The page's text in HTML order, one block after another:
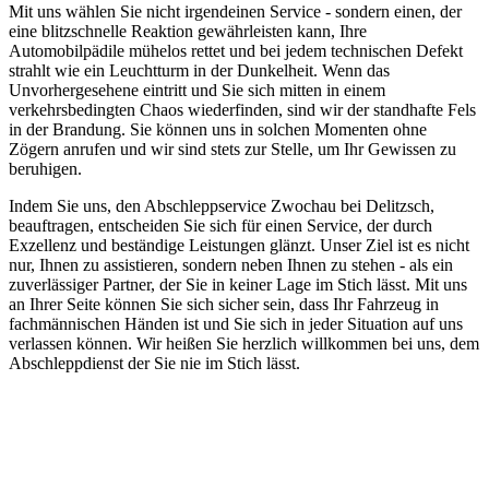
Mit uns wählen Sie nicht irgendeinen Service - sondern einen, der
eine blitzschnelle Reaktion gewährleisten kann, Ihre
Automobilpädile mühelos rettet und bei jedem technischen Defekt
strahlt wie ein Leuchtturm in der Dunkelheit. Wenn das
Unvorhergesehene eintritt und Sie sich mitten in einem
verkehrsbedingten Chaos wiederfinden, sind wir der standhafte Fels
in der Brandung. Sie können uns in solchen Momenten ohne
Zögern anrufen und wir sind stets zur Stelle, um Ihr Gewissen zu
beruhigen.
Indem Sie uns, den Abschleppservice Zwochau bei Delitzsch,
beauftragen, entscheiden Sie sich für einen Service, der durch
Exzellenz und beständige Leistungen glänzt. Unser Ziel ist es nicht
nur, Ihnen zu assistieren, sondern neben Ihnen zu stehen - als ein
zuverlässiger Partner, der Sie in keiner Lage im Stich lässt. Mit uns
an Ihrer Seite können Sie sich sicher sein, dass Ihr Fahrzeug in
fachmännischen Händen ist und Sie sich in jeder Situation auf uns
verlassen können. Wir heißen Sie herzlich willkommen bei uns, dem
Abschleppdienst der Sie nie im Stich lässt.